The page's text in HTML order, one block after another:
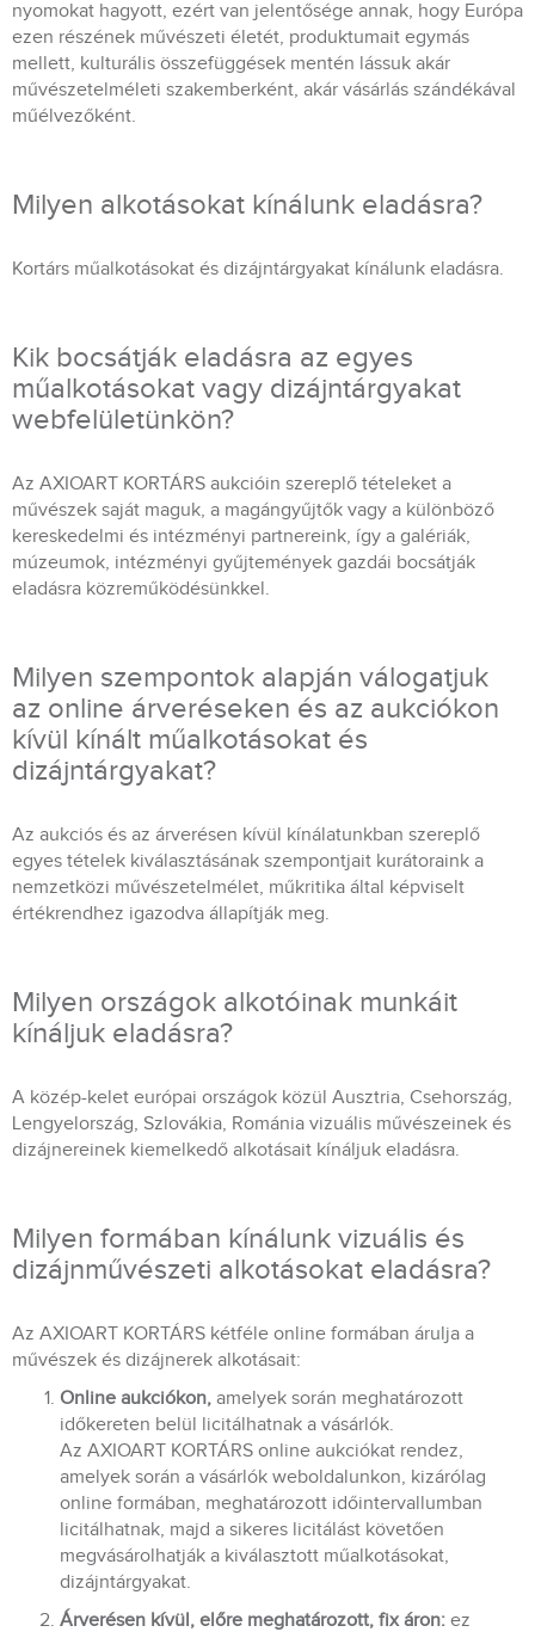
nyomokat hagyott, ezért van jelentősége annak, hogy Európa
ezen részének művészeti életét, produktumait egymás
mellett, kulturális összefüggések mentén lássuk akár
művészetelméleti szakemberként, akár vásárlás szándékával
műélvezőként.
Milyen alkotásokat kínálunk eladásra?
Kortárs műalkotásokat és dizájntárgyakat kínálunk eladásra.
Kik bocsátják eladásra az egyes
műalkotásokat vagy dizájntárgyakat
webfelületünkön?
Az AXIOART KORTÁRS aukcióin szereplő tételeket a
művészek saját maguk, a magángyűjtők vagy a különböző
kereskedelmi és intézményi partnereink, így a galériák,
múzeumok, intézményi gyűjtemények gazdái bocsátják
eladásra közreműködésünkkel.
Milyen szempontok alapján válogatjuk
az online árveréseken és az aukciókon
kívül kínált műalkotásokat és
dizájntárgyakat?
Az aukciós és az árverésen kívül kínálatunkban szereplő
egyes tételek kiválasztásának szempontjait kurátoraink a
nemzetközi művészetelmélet, műkritika által képviselt
értékrendhez igazodva állapítják meg.
Milyen országok alkotóinak munkáit
kínáljuk eladásra?
A közép-kelet európai országok közül Ausztria, Csehország,
Lengyelország, Szlovákia, Románia vizuális művészeinek és
dizájnereinek kiemelkedő alkotásait kínáljuk eladásra.
Milyen formában kínálunk vizuális és
dizájnművészeti alkotásokat eladásra?
Az AXIOART KORTÁRS kétféle online formában árulja a
művészek és dizájnerek alkotásait:
Online aukciókon, amelyek során meghatározott
időkereten belül licitálhatnak a vásárlók.
Az AXIOART KORTÁRS online aukciókat rendez,
amelyek során a vásárlók weboldalunkon, kizárólag
online formában, meghatározott időintervallumban
licitálhatnak, majd a sikeres licitálást követően
megvásárolhatják a kiválasztott műalkotásokat,
dizájntárgyakat.
Árverésen kívül, előre meghatározott, fix áron: ez